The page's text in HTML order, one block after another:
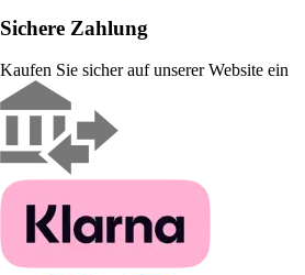
Sichere Zahlung
Kaufen Sie sicher auf unserer Website ein